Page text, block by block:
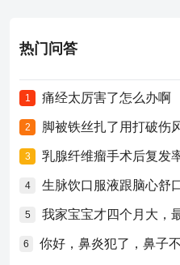
热门问答
1 痛经太厉害了怎么办啊
2 脚被铁丝扎了用打破伤
3 乳腺纤维瘤手术后复发
4 生脉饮口服液跟脑心舒
5 我家宝宝才四个月大，
6